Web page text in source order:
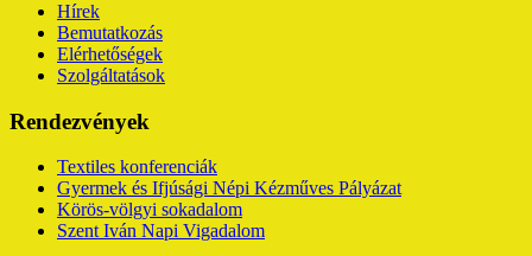
Hírek
Bemutatkozás
Elérhetőségek
Szolgáltatások
Rendezvények
Textiles konferenciák
Gyermek és Ifjúsági Népi Kézműves Pályázat
Körös-völgyi sokadalom
Szent Iván Napi Vigadalom